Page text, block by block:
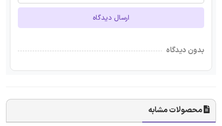
ارسال دیدگاه
بدون دیدگاه
محصولات مشابه